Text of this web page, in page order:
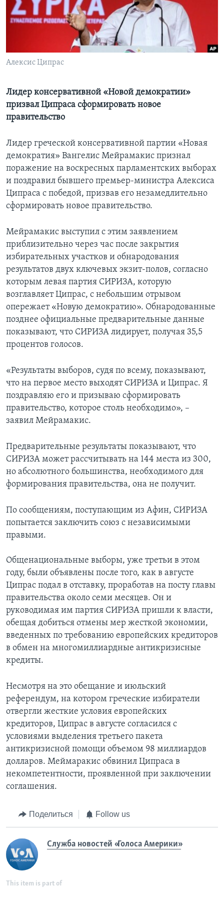
Learning English
Языки
Алексис Ципрас
Лидер консервативной «Новой демократии»
призвал Ципраса сформировать новое
правительство
Лидер греческой консервативной партии «Новая
демократия» Вангелис Мейрамакис признал
поражение на воскресных парламентских выборах
и поздравил бывшего премьер-министра Алексиса
Ципраса с победой, призвав его незамедлительно
сформировать новое правительство.
Мейрамакис выступил с этим заявлением
приблизительно через час после закрытия
избирательных участков и обнародования
результатов двух ключевых экзит-полов, согласно
которым левая партия СИРИЗА, которую
возглавляет Ципрас, с небольшим отрывом
опережает «Новую демократию». Обнародованные
позднее официальные предварительные данные
показывают, что СИРИЗА лидирует, получая 35,5
процентов голосов.
«Результаты выборов, судя по всему, показывают,
что на первое место выходят СИРИЗА и Ципрас. Я
поздравляю его и призываю сформировать
правительство, которое столь необходимо», –
заявил Мейрамакис.
Предварительные результаты показывают, что
СИРИЗА может рассчитывать на 144 места из 300,
но абсолютного большинства, необходимого для
формирования правительства, она не получит.
По сообщениям, поступающим из Афин, СИРИЗА
попытается заключить союз с независимыми
правыми.
Общенациональные выборы, уже третьи в этом
году, были объявлены после того, как в августе
Ципрас подал в отставку, проработав на посту главы
правительства около семи месяцев. Он и
руководимая им партия СИРИЗА пришли к власти,
обещая добиться отмены мер жесткой экономии,
введенных по требованию европейских кредиторов
в обмен на многомиллиардные антикризисные
кредиты.
Несмотря на это обещание и июльский
референдум, на котором греческие избиратели
отвергли жесткие условия европейских
кредиторов, Ципрас в августе согласился с
условиями выделения третьего пакета
антикризисной помощи объемом 98 миллиардов
долларов. Меймаракис обвинил Ципраса в
некомпетентности, проявленной при заключении
соглашения.
Поделиться Follow us
Служба новостей «Голоса Америки»
This item is part of